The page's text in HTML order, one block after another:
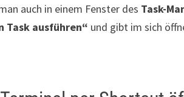
auch in einem Fenster des Task-
Task ausführen“ und gibt im sich